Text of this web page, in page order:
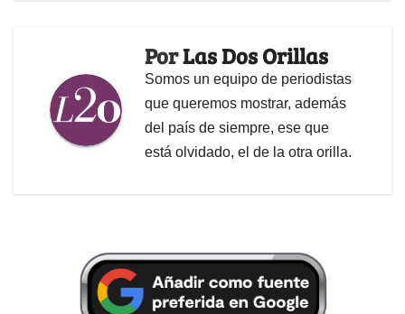
PorLas Dos Orillas
Somos un equipo de periodistas
que queremos mostrar, además
del país de siempre, ese que
está olvidado, el de la otra orilla.